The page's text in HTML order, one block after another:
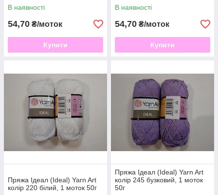
В наявності
54,70 ₴/моток
Купити
В наявності
54,70 ₴/моток
Купити
Пряжа Ідеал (Ideal) Yarn Art
колір 220 білий, 1 моток 50г
Пряжа Ідеал (Ideal) Yarn Art
колір 245 бузковий, 1 моток
50г